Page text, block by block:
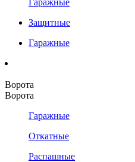
Защитные
Гаражные
Ворота
Ворота
Гаражные
Откатные
Распашные